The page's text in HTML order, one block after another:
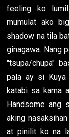
feeling ko
mumulat ako
shadow na tila
ginagawa. Nang
"tsupa/chupa"
pala ay si Kuya
katabi sa kama
Handsome ang
aking
at pinilit ko na